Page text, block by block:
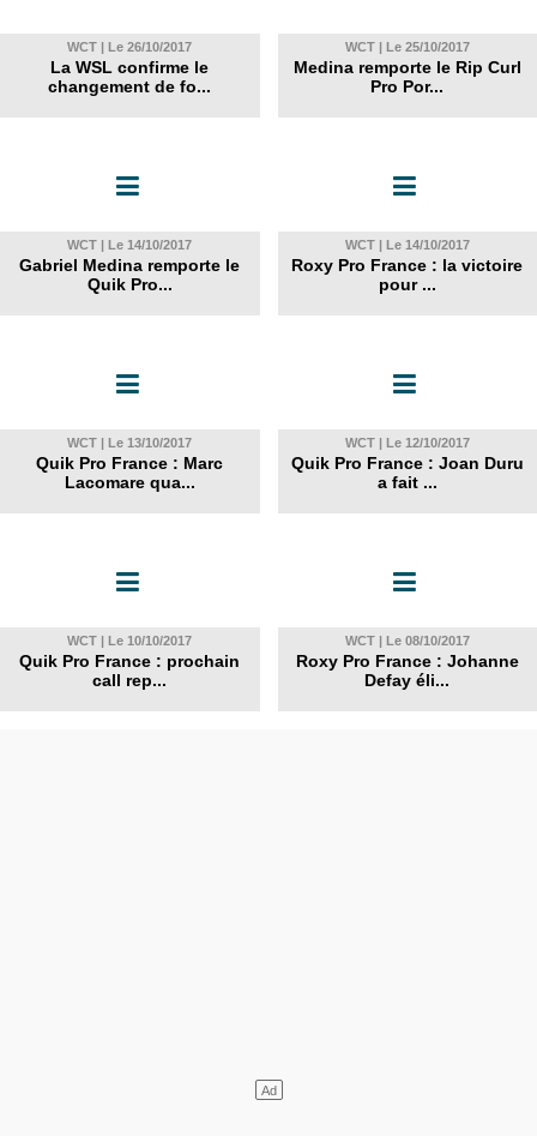
WCT | Le 26/10/2017
La WSL confirme le
changement de fo...
WCT | Le 25/10/2017
Medina remporte le Rip Curl
Pro Por...
WCT | Le 14/10/2017
Gabriel Medina remporte le
Quik Pro...
WCT | Le 14/10/2017
Roxy Pro France : la victoire
pour ...
WCT | Le 13/10/2017
Quik Pro France : Marc
Lacomare qua...
WCT | Le 12/10/2017
Quik Pro France : Joan Duru
a fait ...
WCT | Le 10/10/2017
Quik Pro France : prochain
call rep...
WCT | Le 08/10/2017
Roxy Pro France : Johanne
Defay éli...